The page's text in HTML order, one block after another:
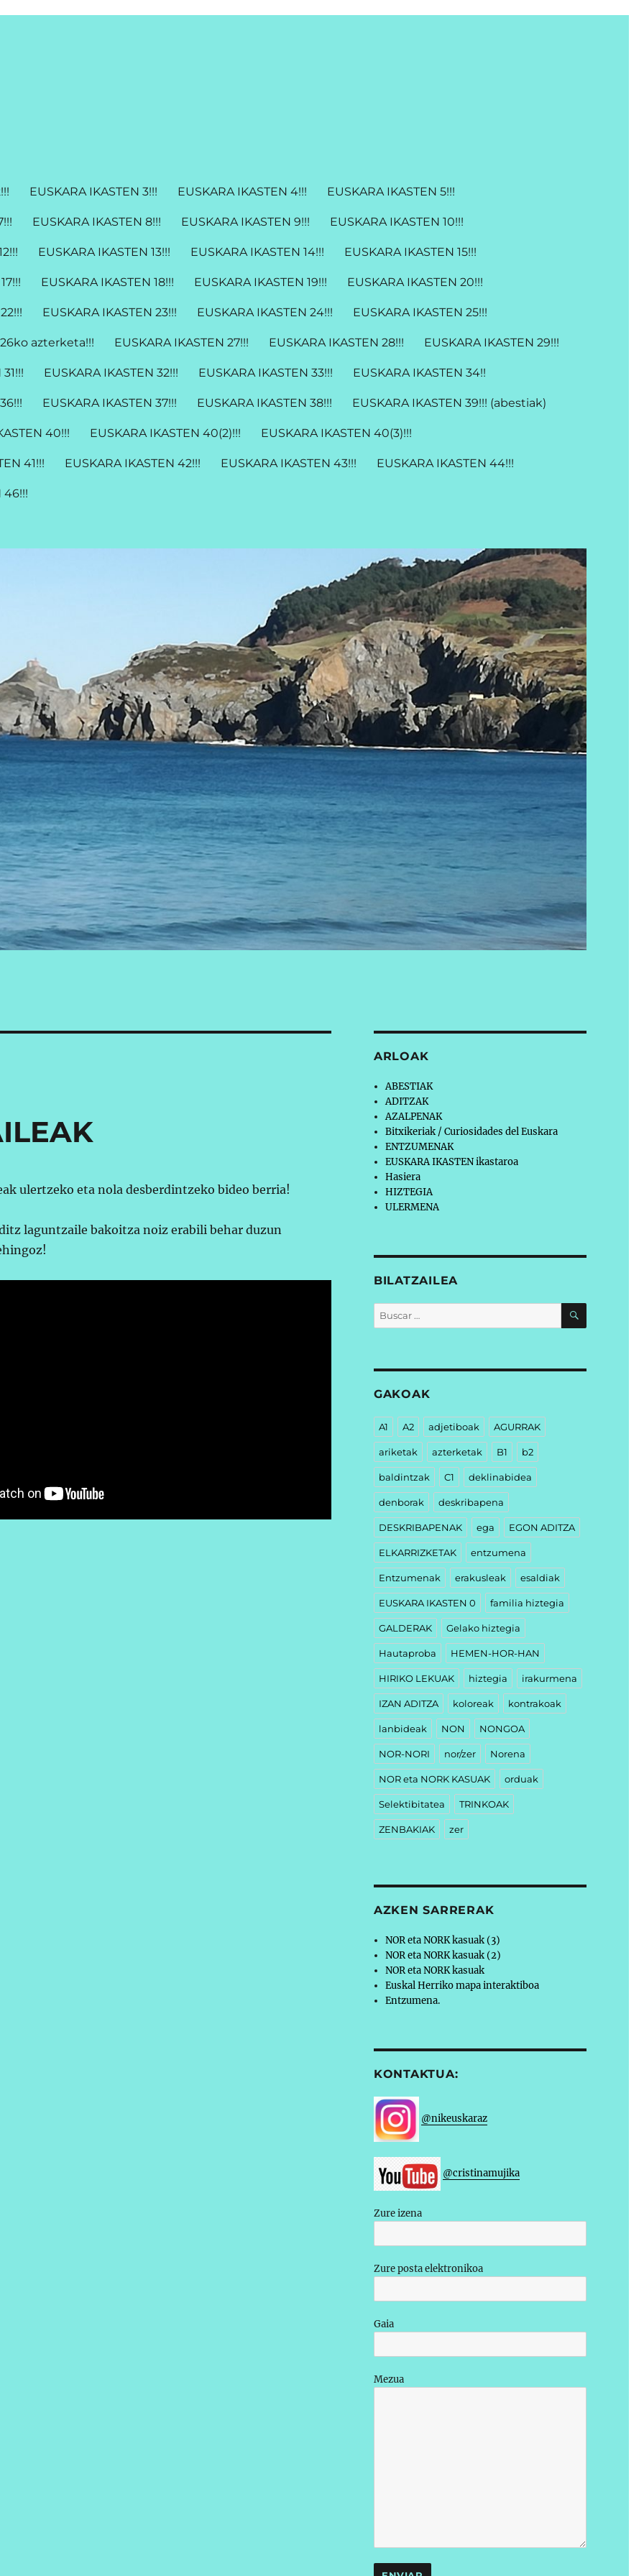
EUSKARA IKASTEN 3!!! EUSKARA IKASTEN 4!!! EUSKARA IKASTEN 5!!!
EUSKARA IKASTEN 8!!! EUSKARA IKASTEN 9!!! EUSKARA IKASTEN 10!!!
EUSKARA IKASTEN 13!!! EUSKARA IKASTEN 14!!! EUSKARA IKASTEN 15!!!
EUSKARA IKASTEN 18!!! EUSKARA IKASTEN 19!!! EUSKARA IKASTEN 20!!!
EUSKARA IKASTEN 23!!! EUSKARA IKASTEN 24!!! EUSKARA IKASTEN 25!!!
azterketa!!! EUSKARA IKASTEN 27!!! EUSKARA IKASTEN 28!!! EUSKARA IKASTEN 29!!!
EUSKARA IKASTEN 32!!! EUSKARA IKASTEN 33!!! EUSKARA IKASTEN 34!!
EUSKARA IKASTEN 37!!! EUSKARA IKASTEN 38!!! EUSKARA IKASTEN 39!!! (abestiak)
40!!! EUSKARA IKASTEN 40(2)!!! EUSKARA IKASTEN 40(3)!!!
41!!! EUSKARA IKASTEN 42!!! EUSKARA IKASTEN 43!!! EUSKARA IKASTEN 44!!!
46!!!
ulertzeko eta nola desberdintzeko bideo berria!
laguntzaile bakoitza noiz erabili behar duzun
ARLOAK
ABESTIAK
ADITZAK
AZALPENAK
Bitxikeriak / Curiosidades del Euskara
ENTZUMENAK
EUSKARA IKASTEN ikastaroa
Hasiera
HIZTEGIA
ULERMENA
BILATZAILEA
Buscar
por:
BUSCAR
GAKOAK
A1 A2 adjetiboak AGURRAK
ariketak azterketak B1 b2
baldintzak C1 deklinabidea
denborak deskribapena
DESKRIBAPENAK ega EGON ADITZA
ELKARRIZKETAK entzumena
Entzumenak erakusleak esaldiak
EUSKARA IKASTEN 0 familia hiztegia
GALDERAK Gelako hiztegia
Hautaproba HEMEN-HOR-HAN
HIRIKO LEKUAK hiztegia irakurmena
IZAN ADITZA koloreak kontrakoak
lanbideak NON NONGOA
NOR-NORI nor/zer Norena
NOR eta NORK KASUAK orduak
Selektibitatea TRINKOAK
ZENBAKIAK zer
AZKEN SARRERAK
NOR eta NORK kasuak (3)
NOR eta NORK kasuak (2)
NOR eta NORK kasuak
Euskal Herriko mapa interaktiboa
Entzumena.
KONTAKTUA:
@nikeuskaraz
@cristinamujika
Zure izena
Zure posta elektronikoa
Gaia
Mezua